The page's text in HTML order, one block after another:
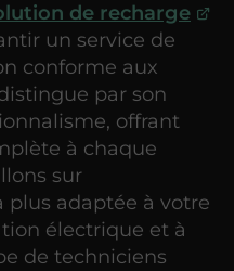
de recharge
un service de
conforme aux
par son
offrant
à chaque
sur
plus adaptée à votre
électrique et à
de techniciens